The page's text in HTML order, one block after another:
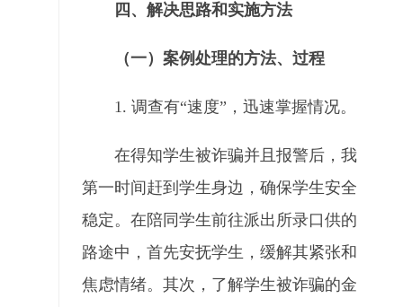
四、解决思路和实施方法
（一）案例处理的方法、过程
1. 调查有“速度”，迅速掌握情况。
在得知学生被诈骗并且报警后，我
第一时间赶到学生身边，确保学生安全
稳定。在陪同学生前往派出所录口供的
路途中，首先安抚学生，缓解其紧张和
焦虑情绪。其次，了解学生被诈骗的金